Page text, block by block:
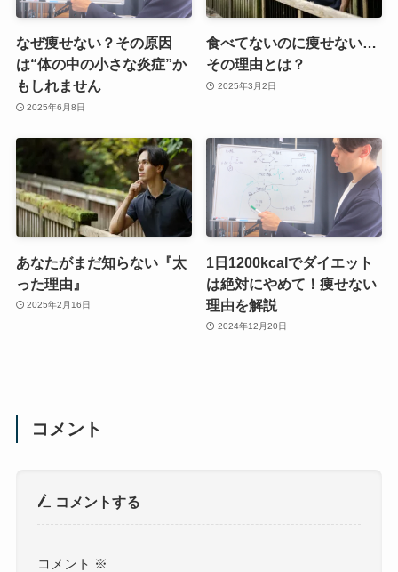
なぜ痩せない？その原因
は“体の中の小さな炎症”か
もしれません
2025年6月8日
食べてないのに痩せない…
その理由とは？
2025年3月2日
あなたがまだ知らない『太
った理由』
2025年2月16日
1日1200kcalでダイエット
は絶対にやめて！痩せない
理由を解説
2024年12月20日
コメント
コメントする
コメント ※